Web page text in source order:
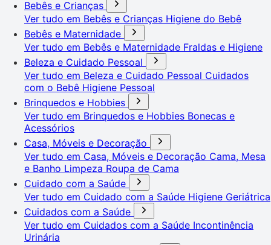
Bebês e Crianças
Ver tudo em Bebês e Crianças Higiene do Bebê
Bebês e Maternidade
Ver tudo em Bebês e Maternidade Fraldas e Higiene
Beleza e Cuidado Pessoal
Ver tudo em Beleza e Cuidado Pessoal Cuidados
com o Bebê Higiene Pessoal
Brinquedos e Hobbies
Ver tudo em Brinquedos e Hobbies Bonecas e
Acessórios
Casa, Móveis e Decoração
Ver tudo em Casa, Móveis e Decoração Cama, Mesa
e Banho Limpeza Roupa de Cama
Cuidado com a Saúde
Ver tudo em Cuidado com a Saúde Higiene Geriátrica
Cuidados com a Saúde
Ver tudo em Cuidados com a Saúde Incontinência
Urinária